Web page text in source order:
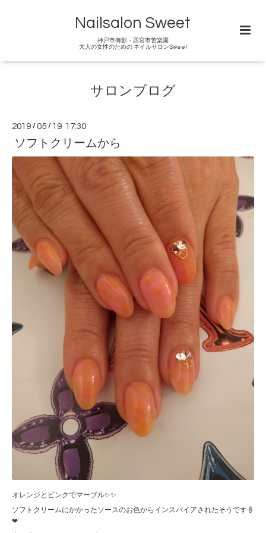
Nailsalon Sweet
神戸市御影・西宮市苦楽園
大人の女性のための ネイルサロンSweet
サロンブログ
2019 /05 / 19 17:30
ソフトクリームから
オレンジとピンクでマーブル✨✨
ソフトクリームにかかったソースのお色からインスパイアされたそうです🍦
❤